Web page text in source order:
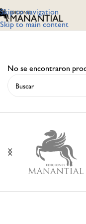
Skip to navigation
Skip to main content
No se encontraron